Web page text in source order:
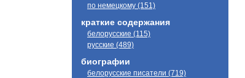
по немецкому (151)
краткие содержания
белорусские (115)
русские (489)
биографии
белорусские писатели (719)